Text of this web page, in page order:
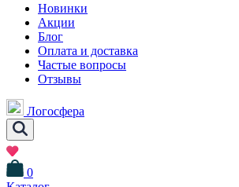
Новинки
Акции
Блог
Оплата и доставка
Частые вопросы
Отзывы
Логосфера
0